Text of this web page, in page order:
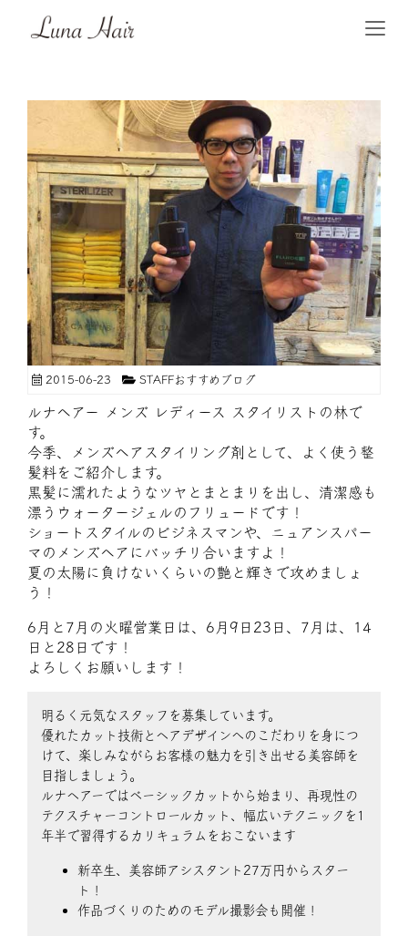
2015-06-23 STAFFおすすめブログ
ルナヘアー メンズ レディース スタイリストの林で
す。
今季、メンズヘアスタイリング剤として、よく使う整
髪料をご紹介します。
黒髪に濡れたようなツヤとまとまりを出し、清潔感も
漂うウォータージェルのフリュードです！
ショートスタイルのビジネスマンや、ニュアンスパー
マのメンズヘアにバッチリ合いますよ！
夏の太陽に負けないくらいの艶と輝きで攻めましょ
う！
6月と7月の火曜営業日は、6月9日23日、7月は、14
日と28日です！
よろしくお願いします！
明るく元気なスタッフを募集しています。
優れたカット技術とヘアデザインへのこだわりを身につ
けて、楽しみながらお客様の魅力を引き出せる美容師を
目指しましょう。
ルナヘアーではベーシックカットから始まり、再現性の
テクスチャーコントロールカット、幅広いテクニックを1
年半で習得するカリキュラムをおこないます
新卒生、美容師アシスタント27万円からスター
ト！
作品づくりのためのモデル撮影会も開催！